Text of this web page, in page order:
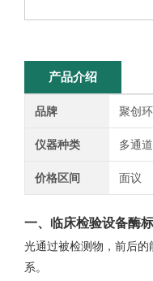
产品介绍
品牌 聚创
仪器种类 多通
价格区间 面议
一、 临床检验设备酶
光通过被检测物，前后
系。